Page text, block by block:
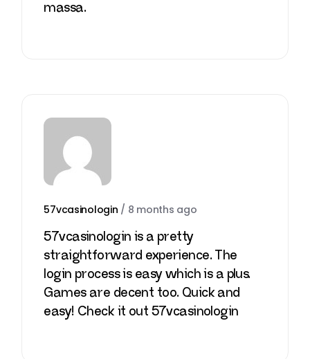
massa.
57vcasinologin / 8 months ago
57vcasinologin is a pretty
straightforward experience. The
login process is easy which is a plus.
Games are decent too. Quick and
easy! Check it out 57vcasinologin